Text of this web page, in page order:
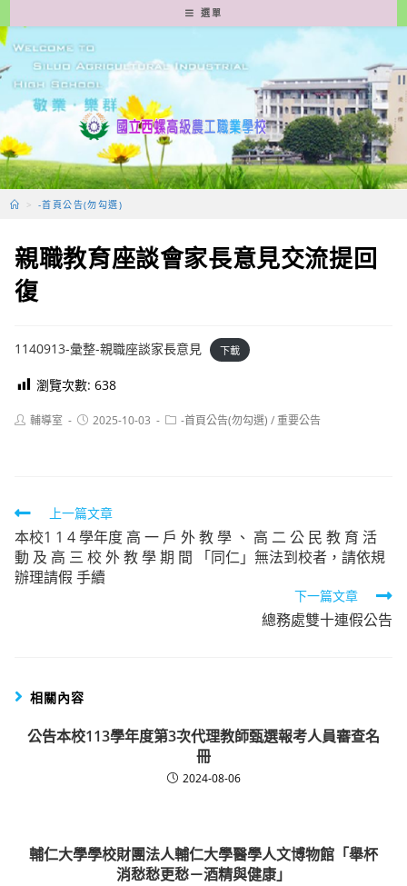
轉
至
要
容
選單
> -首頁公告(勿勾選)
親職教育座談會家長意見交流提回
復
1140913-彙整-親職座談家長意見 下載
瀏覽次數: 638
Post輔導室
Post2025-10-03
Post-首頁公告(勿勾選) /重要公告
Read
more
articles
上一篇文章
本校1 1 4 學年度 高 一 戶 外 教 學 、 高 二 公 民 教 育 活
動 及 高 三 校 外 教 學 期 間 「同仁」無法到校者，請依規
辦理請假 手續
下一篇文章
總務處雙十連假公告
相關內容
公告本校113學年度第3次代理教師甄選報考人員審查名
冊
2024-08-06
輔仁大學學校財團法人輔仁大學醫學人文博物館「舉杯
消愁愁更愁－酒精與健康」